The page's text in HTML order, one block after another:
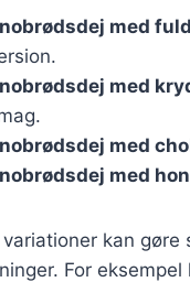
med
med
med
med
variationer kan
For